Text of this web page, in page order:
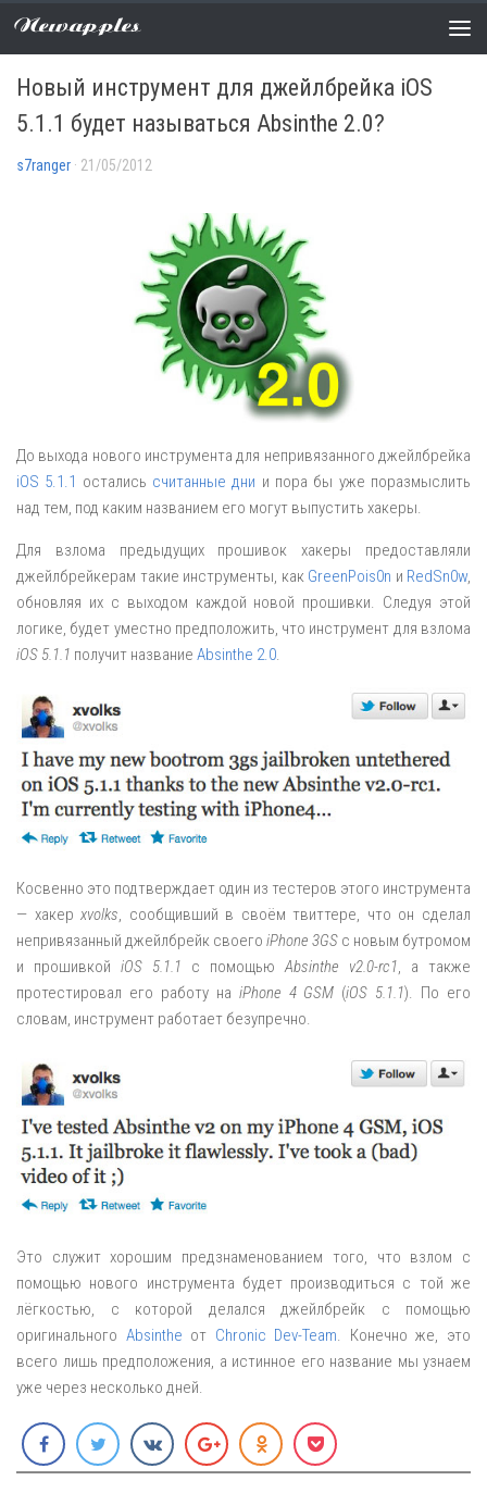
Newapples
НОВОСТИ 5 COMMENTS
Новый инструмент для джейлбрейка iOS
5.1.1 будет называться Absinthe 2.0?
s7ranger · 21/05/2012
До выхода нового инструмента для непривязанного джейлбрейка
iOS 5.1.1 остались считанные дни и пора бы уже поразмыслить
над тем, под каким названием его могут выпустить хакеры.
Для взлома предыдущих прошивок хакеры предоставляли
джейлбрейкерам такие инструменты, как GreenPois0n и RedSn0w
обновляя их с выходом каждой новой прошивки. Следуя этой
логике, будет уместно предположить, что инструмент для взлома
iOS 5.1.1 получит название Absinthe 2.0
Косвенно это подтверждает один из тестеров этого инструмента
— хакерxvolks, сообщивший в своём твиттере, что он сделал
непривязанный джейлбрейк своего iPhone 3GS с новым бутромом
и прошивкой iOS 5.1.1 с помощьюAbsinthe v2.0-rc1, а также
протестировал его работу на iPhone 4 GSM (iOS 5.1.1). По его
словам, инструмент работает безупречно.
Это служит хорошим предзнаменованием того, что взлом с
помощью нового инструмента будет производиться с той же
лёгкостью, с которой делался джейлбрейк с помощью
оригинального Absinthe от Chronic Dev-Team. Конечно же, это
всего лишь предположения, а истинное его название мы узнаем
уже через несколько дней.